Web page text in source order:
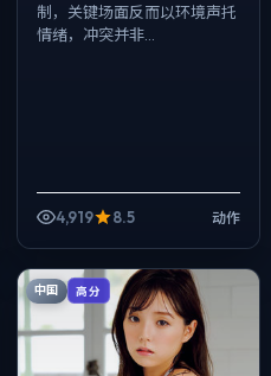
制，关键场面反而以环境声托
情绪，冲突并非...
4,919 8.5 动作
中国 高分